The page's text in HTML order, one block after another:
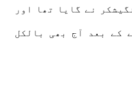
نے گایا تھا اور
جانے کے بعد آج بھی بالکل